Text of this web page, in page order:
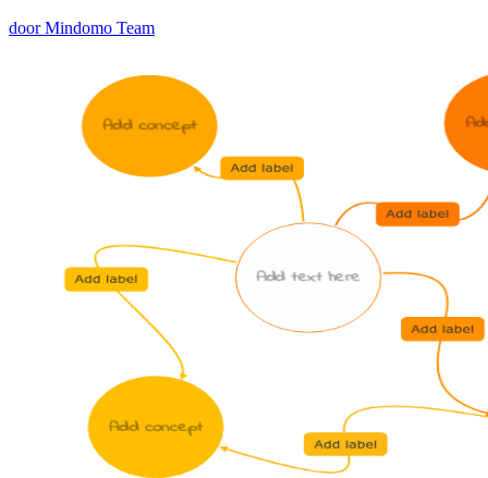
door Mindomo Team